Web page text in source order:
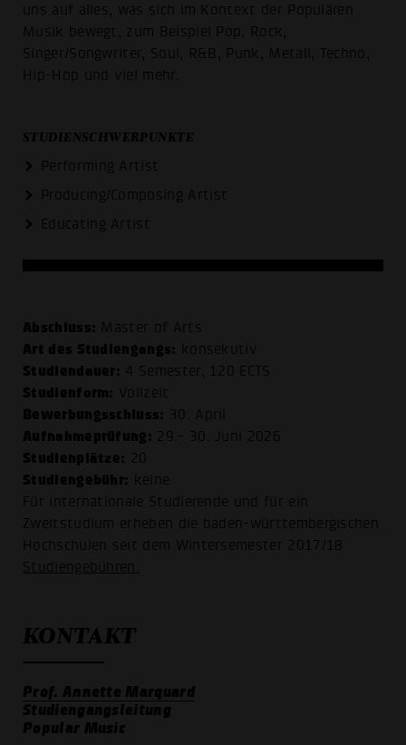
uns auf alles, was sich im Kontext der Populären
Musik bewegt, zum Beispiel Pop, Rock,
Singer/Songwriter, Soul, R&B, Punk, Metall, Techno,
Hip-Hop und viel mehr.
STUDIENSCHWERPUNKTE
Performing Artist
Producing/Composing Artist
Educating Artist
Abschluss: Master of Arts
Art des Studiengangs: konsekutiv
Studiendauer: 4 Semester, 120 ECTS
Studienform: Vollzeit
Bewerbungsschluss: 30. April
Aufnahmeprüfung: 29.- 30. Juni 2026
Studienplätze: 20
Studiengebühr: keine
Für internationale Studierende und für ein
Zweitstudium erheben die baden-württembergischen
Hochschulen seit dem Wintersemester 2017/18
Studiengebühren
KONTAKT
Prof. Annette Marquard
Studiengangsleitung
Popular Music